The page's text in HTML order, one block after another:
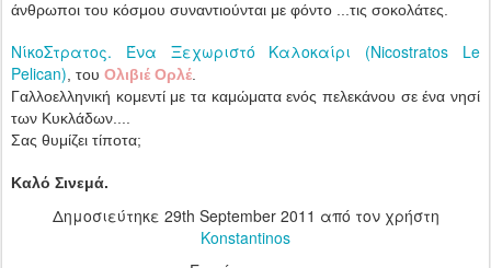
άνθρωποι του κόσμου συναντιούνται με φόντο ...τις σοκολάτες.
ΝίκοΣτρατος. Ένα Ξεχωριστό Καλοκαίρι (Nicostratos Le
Pelican) , του Ολιβιέ Ορλέ
Γαλλοελληνική κομεντί με τα καμώματα ενός πελεκάνου σε ένα νησί
των Κυκλάδων....
Σας θυμίζει τίποτα;
Καλό Σινεμά.
Δημοσιεύτηκε 29th September 2011 από τον χρήστη
Konstantinos